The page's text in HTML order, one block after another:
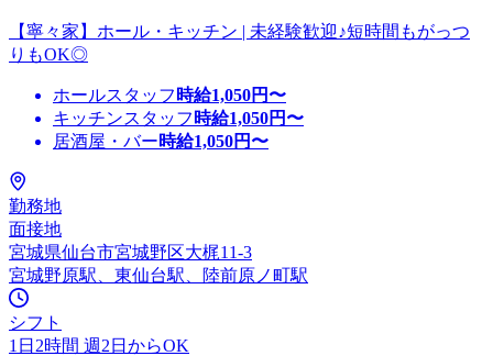
【寧々家】ホール・キッチン | 未経験歓迎♪短時間もがっつ
りもOK◎
ホールスタッフ 時給1,050円〜
キッチンスタッフ 時給1,050円〜
居酒屋・バー時給1,050円〜
勤務地
面接地
宮城県仙台市宮城野区大梶11-3
宮城野原駅、東仙台駅、陸前原ノ町駅
シフト
1日2時間 週2日からOK